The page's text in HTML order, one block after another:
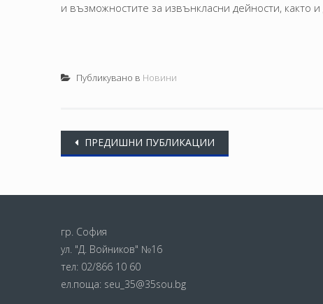
и възможностите за извънкласни дейности, както
Публикувано в Новини
Posts
ПРЕДИШНИ ПУБЛИКАЦИИ
гр. София
ул. "Д. Войников" №16
тел: 02/866 10 60
ел.поща: seu_35@35sou.bg